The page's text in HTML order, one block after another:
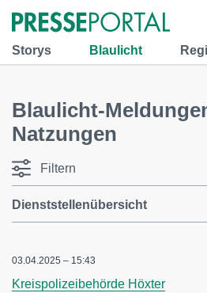
Storys Blaulicht
Blaulicht-
Natzungen
Filtern
Dienststellenübersicht
03.04.2025 – 15:43
Kreispolizeibehörde Höxter